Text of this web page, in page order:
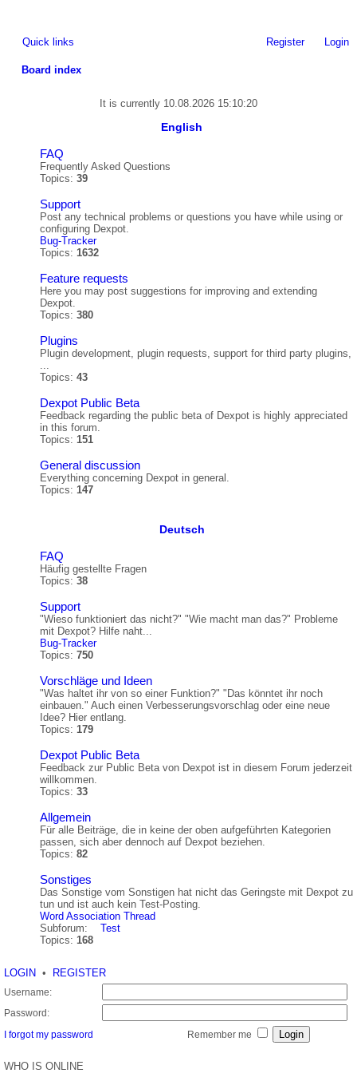
Quick links Login
Register
Board index
It is currently 10.08.2026 15:10:20
English
FAQ
Frequently Asked Questions
Topics: 39
Support
Post any technical problems or questions you have while using or
configuring Dexpot.
Bug-Tracker
Topics: 1632
Feature requests
Here you may post suggestions for improving and extending
Dexpot.
Topics: 380
Plugins
Plugin development, plugin requests, support for third party plugins,
...
Topics: 43
Dexpot Public Beta
Feedback regarding the public beta of Dexpot is highly appreciated
in this forum.
Topics: 151
General discussion
Everything concerning Dexpot in general.
Topics: 147
Deutsch
FAQ
Häufig gestellte Fragen
Topics: 38
Support
"Wieso funktioniert das nicht?" "Wie macht man das?" Probleme
mit Dexpot? Hilfe naht...
Bug-Tracker
Topics: 750
Vorschläge und Ideen
"Was haltet ihr von so einer Funktion?" "Das könntet ihr noch
einbauen." Auch einen Verbesserungsvorschlag oder eine neue
Idee? Hier entlang.
Topics: 179
Dexpot Public Beta
Feedback zur Public Beta von Dexpot ist in diesem Forum jederzeit
willkommen.
Topics: 33
Allgemein
Für alle Beiträge, die in keine der oben aufgeführten Kategorien
passen, sich aber dennoch auf Dexpot beziehen.
Topics: 82
Sonstiges
Das Sonstige vom Sonstigen hat nicht das Geringste mit Dexpot zu
tun und ist auch kein Test-Posting.
Word Association Thread
Subforum:
Test
Topics: 168
LOGIN • REGISTER
Username:
Password:
I forgot my password
Remember me
WHO IS ONLINE